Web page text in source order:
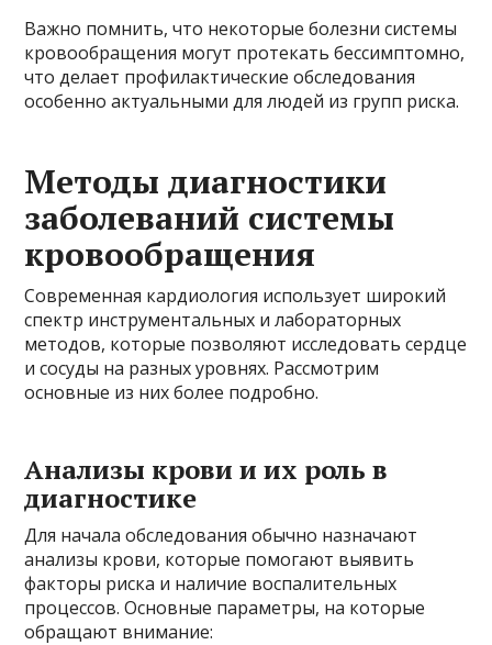
Важно помнить, что некоторые болезни системы
кровообращения могут протекать бессимптомно,
что делает профилактические обследования
особенно актуальными для людей из групп риска.
Методы диагностики
заболеваний системы
кровообращения
Современная кардиология использует широкий
спектр инструментальных и лабораторных
методов, которые позволяют исследовать сердце
и сосуды на разных уровнях. Рассмотрим
основные из них более подробно.
Анализы крови и их роль в
диагностике
Для начала обследования обычно назначают
анализы крови, которые помогают выявить
факторы риска и наличие воспалительных
процессов. Основные параметры, на которые
обращают внимание: